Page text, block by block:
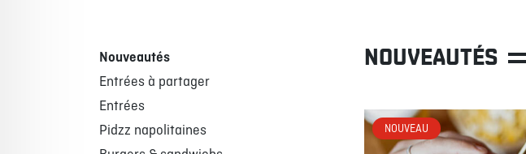
Nouveautés
Entrées à partager
Entrées
Pidzz napolitaines
NOUVEAUTÉS
NOUVEAU